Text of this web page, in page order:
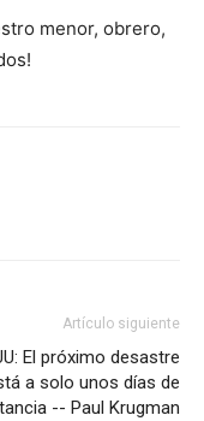
menor, obrero,
Artículo siguiente
El próximo desastre
a solo unos días de
-- Paul Krugman